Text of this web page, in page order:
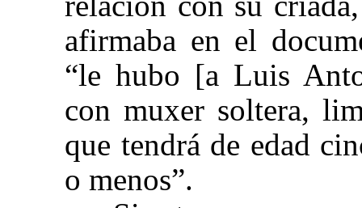
afirmaba en el
“le hubo [a Luis
con muxer soltera,
que tendrá de edad
o menos”.